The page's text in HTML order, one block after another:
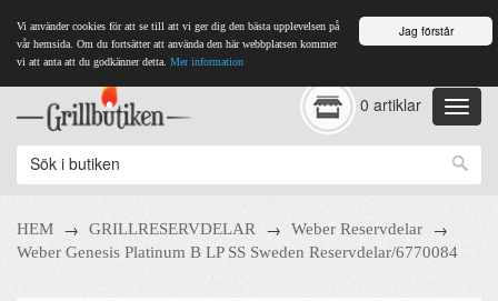
Jag förstår
Vi använder cookies för att se till att vi ger dig den bästa upplevelsen på
vår hemsida. Om du fortsätter att använda den här webbplatsen kommer
vi att anta att du godkänner detta. Mer information
0 artiklar
HEM → GRILLRESERVDELAR → Weber Reservdelar →
Weber Genesis Platinum B LP SS Sweden Reservdelar/6770084